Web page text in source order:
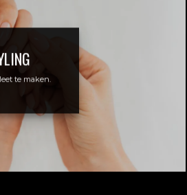
te maken.